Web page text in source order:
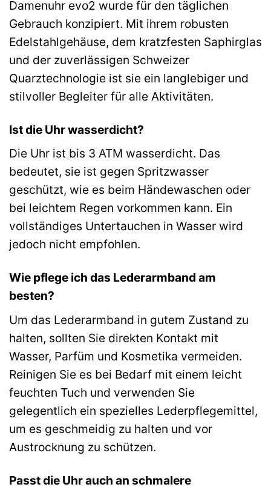
Damenuhr evo2 wurde für den täglichen
Gebrauch konzipiert. Mit ihrem robusten
Edelstahlgehäuse, dem kratzfesten Saphirglas
und der zuverlässigen Schweizer
Quarztechnologie ist sie ein langlebiger und
stilvoller Begleiter für alle Aktivitäten.
Ist die Uhr wasserdicht?
Die Uhr ist bis 3 ATM wasserdicht. Das
bedeutet, sie ist gegen Spritzwasser
geschützt, wie es beim Händewaschen oder
bei leichtem Regen vorkommen kann. Ein
vollständiges Untertauchen in Wasser wird
jedoch nicht empfohlen.
Wie pflege ich das Lederarmband am
besten?
Um das Lederarmband in gutem Zustand zu
halten, sollten Sie direkten Kontakt mit
Wasser, Parfüm und Kosmetika vermeiden.
Reinigen Sie es bei Bedarf mit einem leicht
feuchten Tuch und verwenden Sie
gelegentlich ein spezielles Lederpflegemittel,
um es geschmeidig zu halten und vor
Austrocknung zu schützen.
Passt die Uhr auch an schmalere